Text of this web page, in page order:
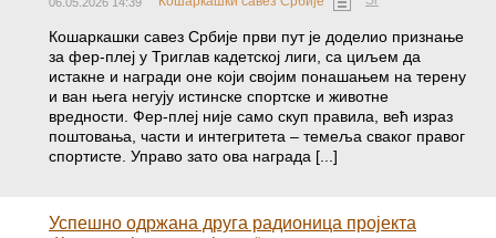
Кошаркашки савез Србије први пут је доделио признање
за фер-плеј у Триглав кадетској лиги, са циљем да
истакне и награди оне који својим понашањем на терену
и ван њега негују истинске спортске и животне
вредности. Фер-плеј није само скуп правила, већ израз
поштовања, части и интегритета – темеља сваког правог
спортисте. Управо зато ова награда [...]
Успешно одржана друга радионица пројекта